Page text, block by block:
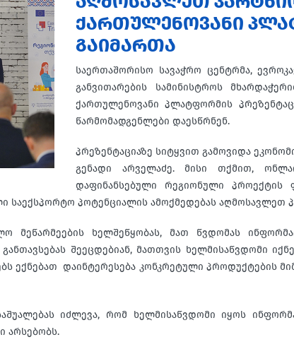
ᲥᲐᲠᲗᲣᲚᲔᲜᲝᲕᲐᲜᲘ
ᲒᲐᲘᲛᲐᲠᲗᲐ
საერთაშორისო სავაჭრო ცენტრმა,
განვითარების სამინისტროს
ქართულენოვანი პლატფორმის
წარმომადგენლები დაესწრნენ.
პრეზენტაციაზე სიტყვით გამოვიდა
გენადი არველაძე. მისი თქმით,
დაფინანსებული რეგიონული
პოტენციალის ამოქმედებას აღმოსავლეთ
მეწარმეების ხელშეწყობას, მათ წვდომას
შეეცდებიან, მათთვის ხელმისაწვდომი
ექნებათ დაინტერესება კონკრეტული პროდუქტების
იძლევა, რომ ხელმისაწვდომი იყოს
არსებობს.